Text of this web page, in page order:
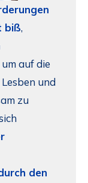
biß,
um auf die
und
zu
den